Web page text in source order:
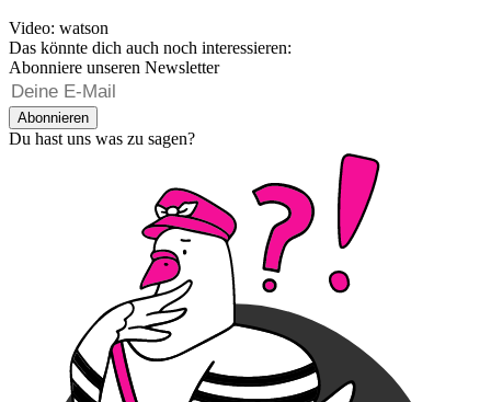
Video: watson
Das könnte dich auch noch interessieren:
Abonniere unseren Newsletter
Abonnieren
Du hast uns was zu sagen?